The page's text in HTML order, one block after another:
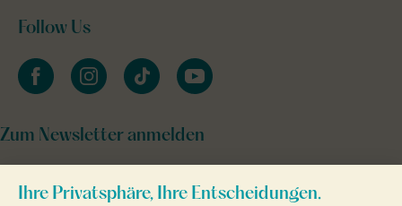
Follow Us
facebookinstagramtiktok youtube
Zum Newsletter anmelden